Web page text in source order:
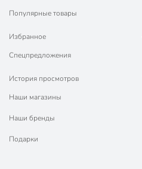
Популярные товары
Избранное
Спецпредложения
История просмотров
Наши магазины
Наши бренды
Подарки